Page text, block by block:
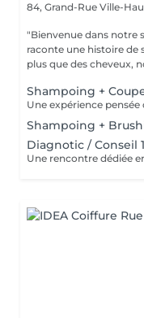
84, Grand-Rue Ville-
"Bienvenue dans notre
raconte une histoire de
plus que des cheveux,
Shampoing +
Shampoing +
Diagnotic / Conseil